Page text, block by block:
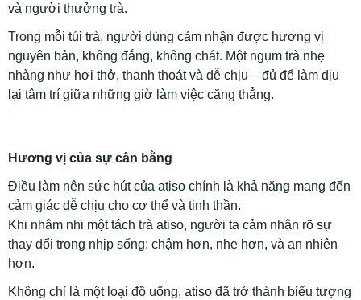
và người thưởng trà.
Trong mỗi túi trà, người dùng cảm nhận được hương vị
nguyên bản, không đắng, không chát. Một ngụm trà nhẹ
nhàng như hơi thở, thanh thoát và dễ chịu – đủ để làm dịu
lại tâm trí giữa những giờ làm việc căng thẳng.
Hương vị của sự cân bằng
Điều làm nên sức hút của atiso chính là khả năng mang đến
cảm giác dễ chịu cho cơ thể và tinh thần.
Khi nhâm nhi một tách trà atiso, người ta cảm nhận rõ sự
thay đổi trong nhịp sống: chậm hơn, nhẹ hơn, và an nhiên
hơn.
Không chỉ là một loại đồ uống, atiso đã trở thành biểu tượng